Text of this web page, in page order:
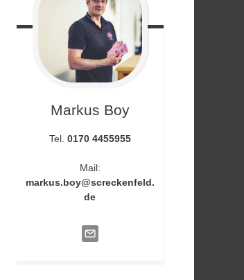
Markus Boy
Tel. 0170 4455955
Mail:
markus.boy@screckenfeld.
de